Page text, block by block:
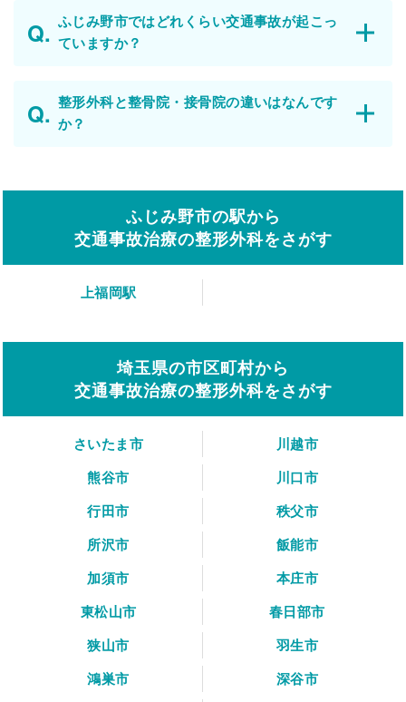
ふじみ野市ではどれくらい交通事故が起こっ
ていますか？
整形外科と整骨院・接骨院の違いはなんです
か？
ふじみ野市の駅から
交通事故治療の整形外科をさがす
上福岡駅
埼玉県の市区町村から
交通事故治療の整形外科をさがす
さいたま市
川越市
熊谷市
川口市
行田市
秩父市
所沢市
飯能市
加須市
本庄市
東松山市
春日部市
狭山市
羽生市
鴻巣市
深谷市